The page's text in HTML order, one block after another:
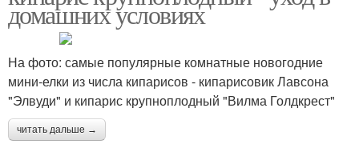
домашних условиях
На фото: самые популярные комнатные новогодние
мини-елки из числа кипарисов - кипарисовик Лавсона
"Элвуди" и кипарис крупноплодный "Вилма Голдкрест"
читать дальше →